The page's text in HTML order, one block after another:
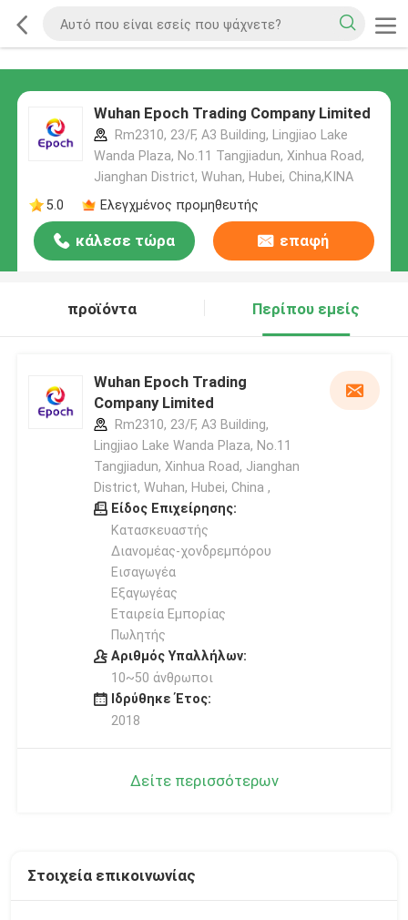
Wuhan Epoch Trading Company Limited
Rm2310, 23/F, A3 Building, Lingjiao Lake
Wanda Plaza, No.11 Tangjiadun, Xinhua Road,
Jianghan District, Wuhan, Hubei, China,ΚΙΝΑ
5.0
Ελεγχμένος προμηθευτής
κάλεσε τώρα επαφή
προϊόντα Περίπου εμείς
Wuhan Epoch Trading
Company Limited
Rm2310, 23/F, A3 Building,
Lingjiao Lake Wanda Plaza, No.11
Tangjiadun, Xinhua Road, Jianghan
District, Wuhan, Hubei, China ,
Είδος Επιχείρησης:
Κατασκευαστής
Διανομέας-χονδρεμπόρου
Εισαγωγέα
Εξαγωγέας
Εταιρεία Εμπορίας
Πωλητής
Αριθμός Υπαλλήλων:
10~50 άνθρωποι
Ιδρύθηκε Έτος:
2018
Δείτε περισσότερων
Στοιχεία επικοινωνίας